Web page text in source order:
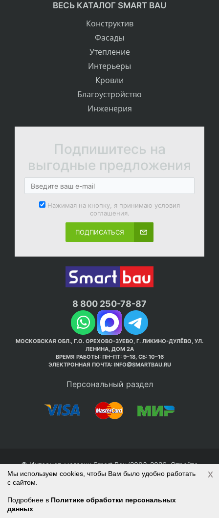
ВЕСЬ КАТАЛОГ SMART BAU
Конструктив
Фасады
Утепление
Интерьеры
Кровли
Благоустройство
Инженерия
Подпишитесь на
выгодные предложения
Нажимая на кнопку, я принимаю условия
соглашения.
ПОДПИСАТЬСЯ
8 800 250-78-87
МОСКОВСКАЯ ОБЛ., Г.О. ОРЕХОВО-ЗУЕВО, Г. ЛИКИНО-ДУЛЁВО, УЛ.
ЛЕНИНА, ДОМ 2А
ВРЕМЯ РАБОТЫ: ПН–ПТ: 9–18, СБ: 10–16
ЭЛЕКТРОННАЯ ПОЧТА: INFO@SMARTBAU.RU
Персональный раздел
© Интернет-магазин Smart Bau ’2003-2026. Стройте
правильно с 1-го раза.
Политика обработки персональных данных
Войти
Регистрация
Корзина
Мы используем cookies, чтобы Вам было удобно работать
с сайтом.
Подробнее в Политике обработки персональных
данных
x